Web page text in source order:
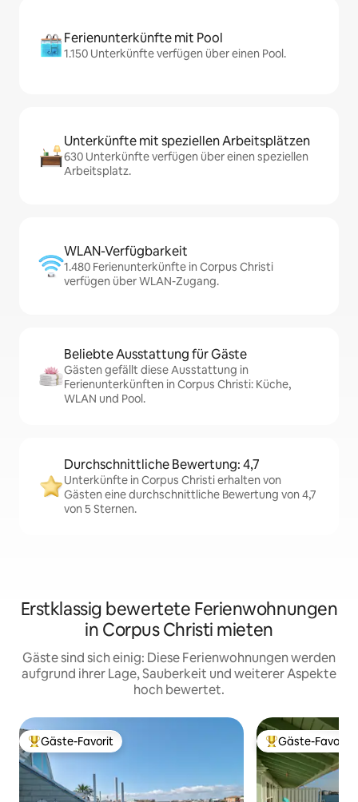
Ferienunterkünfte mit Pool
1.150 Unterkünfte verfügen über einen Pool.
Unterkünfte mit speziellen Arbeitsplätzen
630 Unterkünfte verfügen über einen speziellen
Arbeitsplatz.
WLAN-Verfügbarkeit
1.480 Ferienunterkünfte in Corpus Christi
verfügen über WLAN-Zugang.
Beliebte Ausstattung für Gäste
Gästen gefällt diese Ausstattung in
Ferienunterkünften in Corpus Christi: Küche,
WLAN und Pool.
Durchschnittliche Bewertung: 4,7
Unterkünfte in Corpus Christi erhalten von
Gästen eine durchschnittliche Bewertung von 4,7
von 5 Sternen.
Erstklassig bewertete Ferienwohnungen
in Corpus Christi mieten
Gäste sind sich einig: Diese Ferienwohnungen werden
aufgrund ihrer Lage, Sauberkeit und weiterer Aspekte
hoch bewertet.
Beliebter Gäste-Favorit.
Gäste-Favorit Beliebter Gäste-
Gäste-Favorit